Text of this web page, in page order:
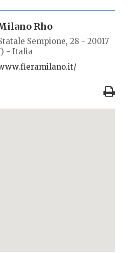
Rho
Sempione, 28 - 20017
- Italia